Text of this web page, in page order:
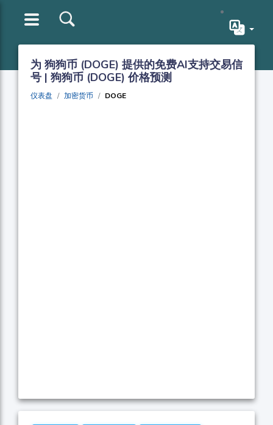
为 狗狗币 (DOGE) 提供的免费AI支持交易信
号 | 狗狗币 (DOGE) 价格预测
仪表盘 加密货币 DOGE